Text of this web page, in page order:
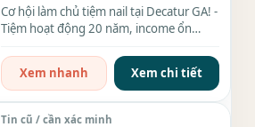
Cơ hội làm chủ tiệm nail tại Decatur GA! -
Tiệm hoạt động 20 năm, income ổn
Xem nhanh
Xem chi tiết
Tin cũ / cần xác minh